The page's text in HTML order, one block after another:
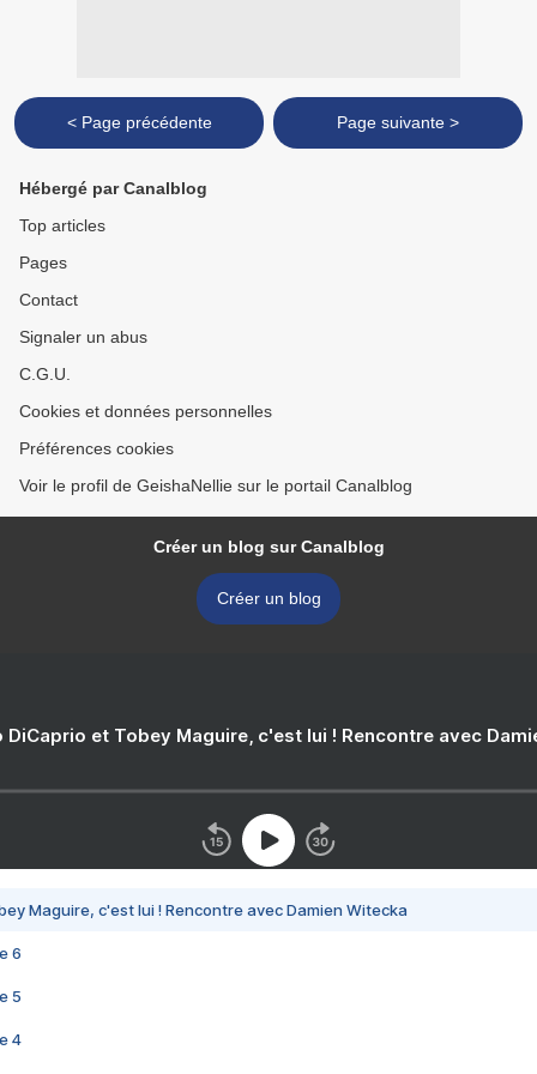
< Page précédente Page suivante >
Hébergé par Canalblog
Top articles
Pages
Contact
Signaler un abus
C.G.U.
Cookies et données personnelles
Préférences cookies
Voir le profil de GeishaNellie sur le portail Canalblog
Créer un blog sur Canalblog
Créer un blog
DiCaprio et Tobey Maguire, c'est lui ! Rencontre avec
Maguire, c'est lui ! Rencontre avec Damien Witecka
6
5
4